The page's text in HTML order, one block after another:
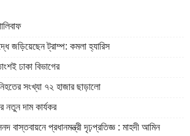
জড়িয়েছেন ট্রাম্প: কমলা হ্যারিস
ঢাকা বিভাগের
সংখ্যা ৭২ হাজার ছাড়ালো
নতুন দাম কার্যকর
বাস্তবায়নে প্রধানমন্ত্রী দৃঢ়প্রতিজ্ঞ : মাহদী আমিন